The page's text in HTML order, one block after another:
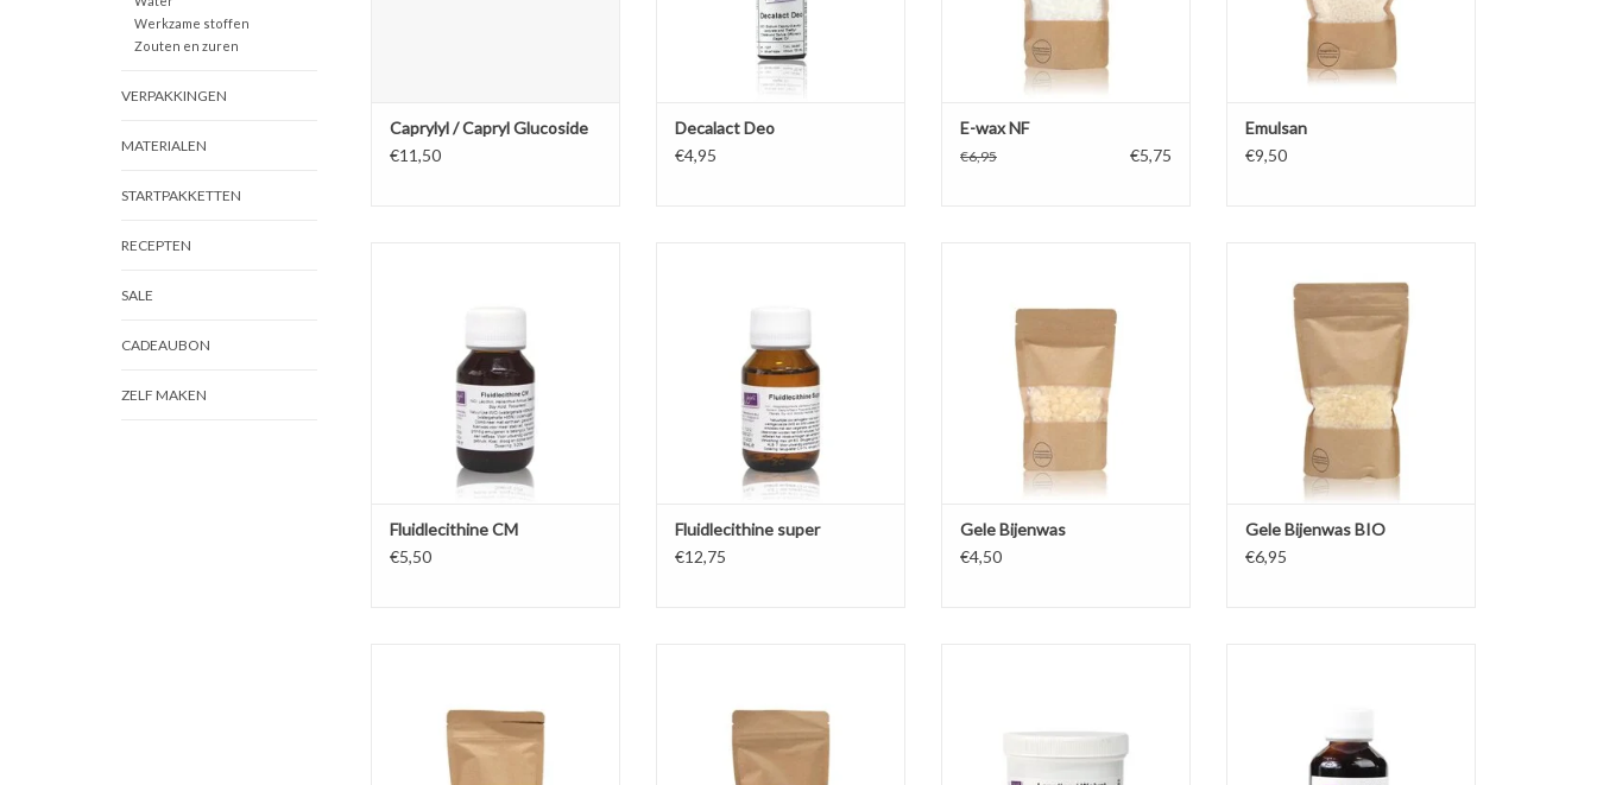
Werkzame stoffen
Zouten en zuren
VERPAKKINGEN
MATERIALEN
STARTPAKKETTEN
RECEPTEN
SALE
CADEAUBON
ZELF MAKEN
Caprylyl / Capryl Glucoside
€11,50
Decalact Deo
€4,95
E-wax NF
€6,95 €5,75
Emulsan
€9,50
stroperige vloeistof met een sterke
geur.
TOEVOEGEN AAN WINKELWAGEN
Fluidlecithine CM
€5,50
TOEVOEGEN AAN WINKELWAGEN
Fluidlecithine super
€12,75
lippenbalsem en bodybutter,
lippenstift en mascara. Geschikt
voor de droge, schrale huid.
TOEVOEGEN AAN WINKELWAGEN
Gele Bijenwas
€4,50
geel door stuifmeel, is universeel
toepasbaar in crème, lotionbar, zalf,
lippenbalsem en bodybutter,
lippenstift en mascara. Geschikt
voor de droge, schrale huid.
TOEVOEGEN AAN WINKELWAGEN
Gele Bijenwas BIO
€6,95
plantaardige O/W en W/O
emulgator.
TOEVOEGEN AAN WINKELWAGEN
gebruikt wordt door onder andere
apotheken en scholen
(practicumlessen).
natuurlijke, gele, stugge substantie.
TOEVOEGEN AAN WINKELWAGEN